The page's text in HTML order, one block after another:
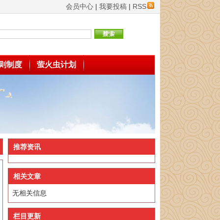
会员中心 | 我要投稿 | RSS
制度 萤火虫计划
推荐资讯
相关文章
无相关信息
栏目更新